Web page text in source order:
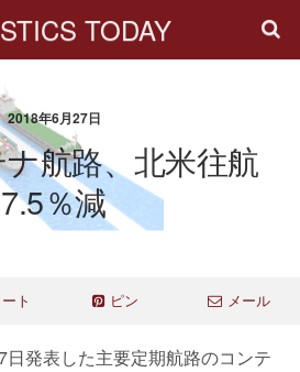
TODAY
2018年6月27日
航路、北米往航
7.5％減
ト ピン メール
日発表した主要定期航路のコンテ